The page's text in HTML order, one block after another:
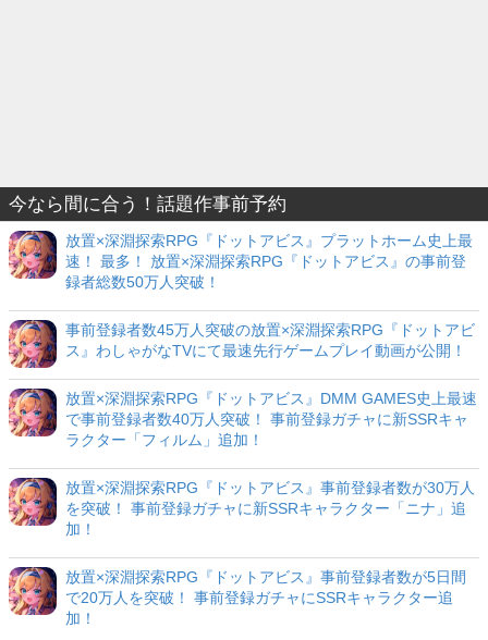
今なら間に合う！話題作事前予約
放置×深淵探索RPG『ドットアビス』プラットホーム史上最
速！ 最多！ 放置×深淵探索RPG『ドットアビス』の事前登
録者総数50万人突破！
事前登録者数45万人突破の放置×深淵探索RPG『ドットアビ
ス』わしゃがなTVにて最速先行ゲームプレイ動画が公開！
放置×深淵探索RPG『ドットアビス』DMM GAMES史上最速
で事前登録者数40万人突破！ 事前登録ガチャに新SSRキャ
ラクター「フィルム」追加！
放置×深淵探索RPG『ドットアビス』事前登録者数が30万人
を突破！ 事前登録ガチャに新SSRキャラクター「ニナ」追
加！
放置×深淵探索RPG『ドットアビス』事前登録者数が5日間
で20万人を突破！ 事前登録ガチャにSSRキャラクター追
加！